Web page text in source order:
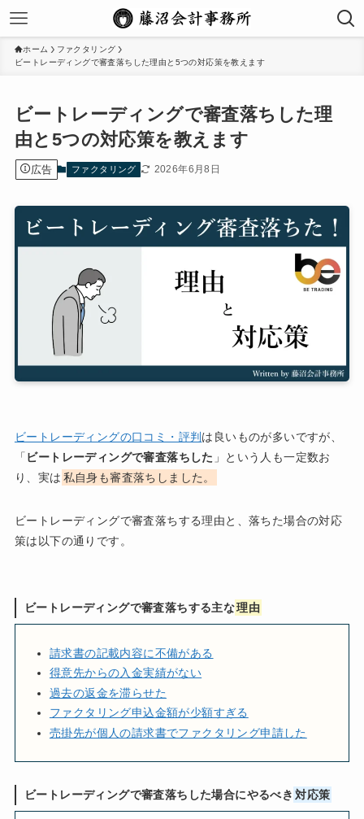
ホーム
ファクタリング
ビートレーディングで審査落ちした理由と5つの対応策を教えます
ビートレーディングで審査落ちした理
由と5つの対応策を教えます
広告 ファクタリング 2026年6月8日
ビートレーディングの口コミ・評判 は良いものが多いですが、
「 ビートレーディングで審査落ちした 」という人も一定数お
り、実は 私自身も審査落ちしました。
ビートレーディングで審査落ちする理由と、落ちた場合の対応
策は以下の通りです。
ビートレーディングで審査落ちする主な理由
請求書の記載内容に不備がある
得意先からの入金実績がない
過去の返金を滞らせた
ファクタリング申込金額が少額すぎる
売掛先が個人の請求書でファクタリング申請した
ビートレーディングで審査落ちした場合にやるべき 対応策